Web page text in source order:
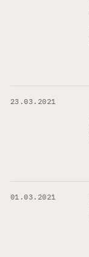
23.03.2021
01.03.2021